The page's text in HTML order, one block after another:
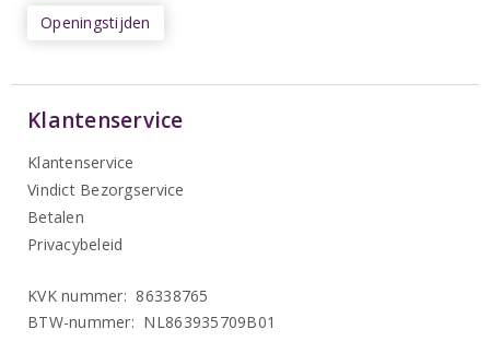
Openingstijden
Klantenservice
Klantenservice
Vindict Bezorgservice
Betalen
Privacybeleid
KVK nummer: 86338765
BTW-nummer: NL863935709B01